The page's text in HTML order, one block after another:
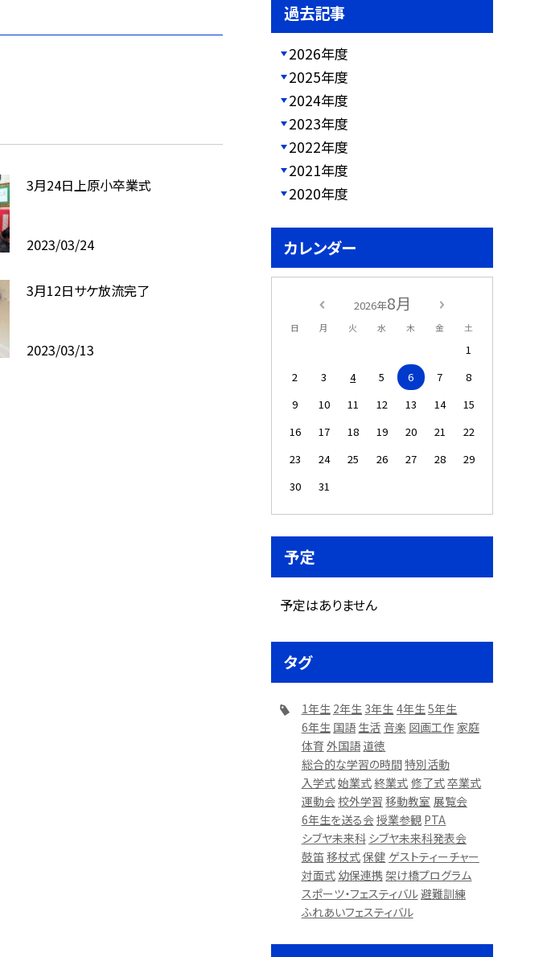
3月24日上原小卒業式
2023/03/24
3月12日サケ放流完了
2023/03/13
過去記事
2026年度
2025年度
2024年度
2023年度
2022年度
2021年度
2020年度
カレンダー
2026年8月
日 月 火 水 木 金 土
1
2
3 4 5 6 7
8
9
10 11 12 13 14
15
16
17 18 19 20 21
22
23
24 25 26 27 28
29
30
31
予定
予定はありません
タグ
1年生 2年生 3年生 4年生5年生
6年生 国語生活 音楽 図画工作 家庭
体育 外国語道徳
総合的な学習の時間特別活動
入学式始業式終業式 修了式卒業式
運動会 校外学習 移動教室 展覧会
6年生を送る会授業参観 PTA
シブヤ未来科 シブヤ未来科発表会
鼓笛移杖式保健 ゲストティーチャー
対面式 幼保連携 架け橋プログラム
スポーツ・フェスティバル避難訓練
ふれあいフェスティバル